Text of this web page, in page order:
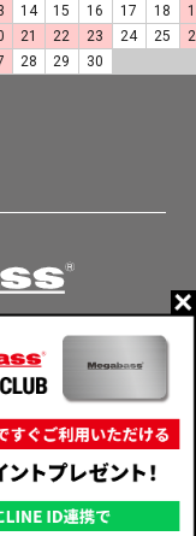
14 15 16 17 18
21 22 23 24 25
28 29 30
引法に基づく表示
への対応
reserved.